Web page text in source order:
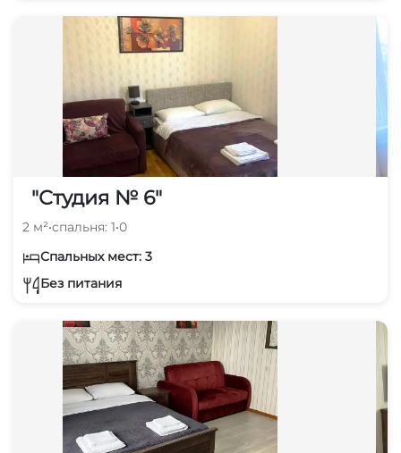
"Студия № 6"
2 м²•спальня: 1•0
Спальных мест: 3
Без питания